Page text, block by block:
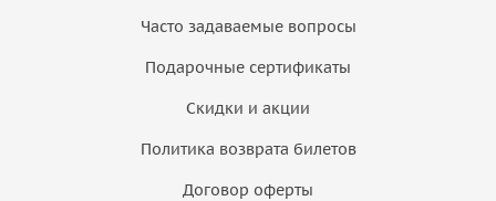
Часто задаваемые вопросы
Подарочные сертификаты
Скидки и акции
Политика возврата билетов
Договор оферты